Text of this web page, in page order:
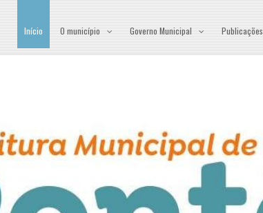
Início O município Governo Municipal Publicações